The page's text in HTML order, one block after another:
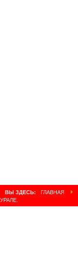
ВЫ ЗДЕСЬ: ГЛАВНАЯ
УРАЛЕ.